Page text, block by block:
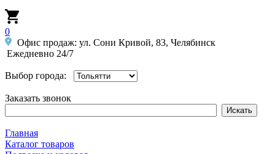
0
Офис продаж: ул. Сони Кривой, 83, Челябинск
Ежедневно 24/7
Выбор города:
Заказать звонок
Главная
Каталог товаров